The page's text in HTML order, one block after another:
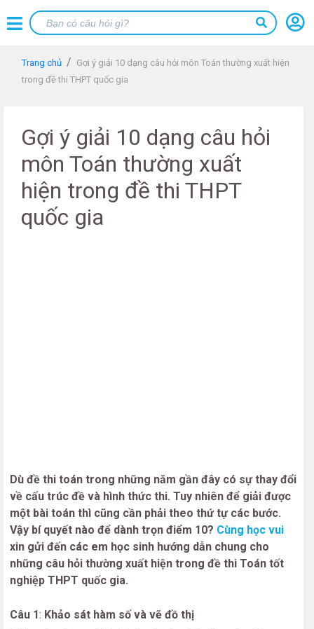
Trang chủ
Gợi ý giải 10 dạng câu hỏi môn Toán thường xuất hiện
trong đề thi THPT quốc gia
Gợi ý giải 10 dạng câu hỏi
môn Toán thường xuất
hiện trong đề thi THPT
quốc gia
Dù đề thi toán trong những năm gần đây có sự thay đổi
về cấu trúc đề và hình thức thi. Tuy nhiên để giải được
một bài toán thì cũng cần phải theo thứ tự các bước.
Vậy bí quyết nào để dành trọn điểm 10? Cùng học vui
xin gửi đến các em học sinh hướng dẫn chung cho
những câu hỏi thường xuất hiện trong đề thi Toán tốt
nghiệp THPT quốc gia.
Câu 1: Khảo sát hàm số và vẽ đồ thị